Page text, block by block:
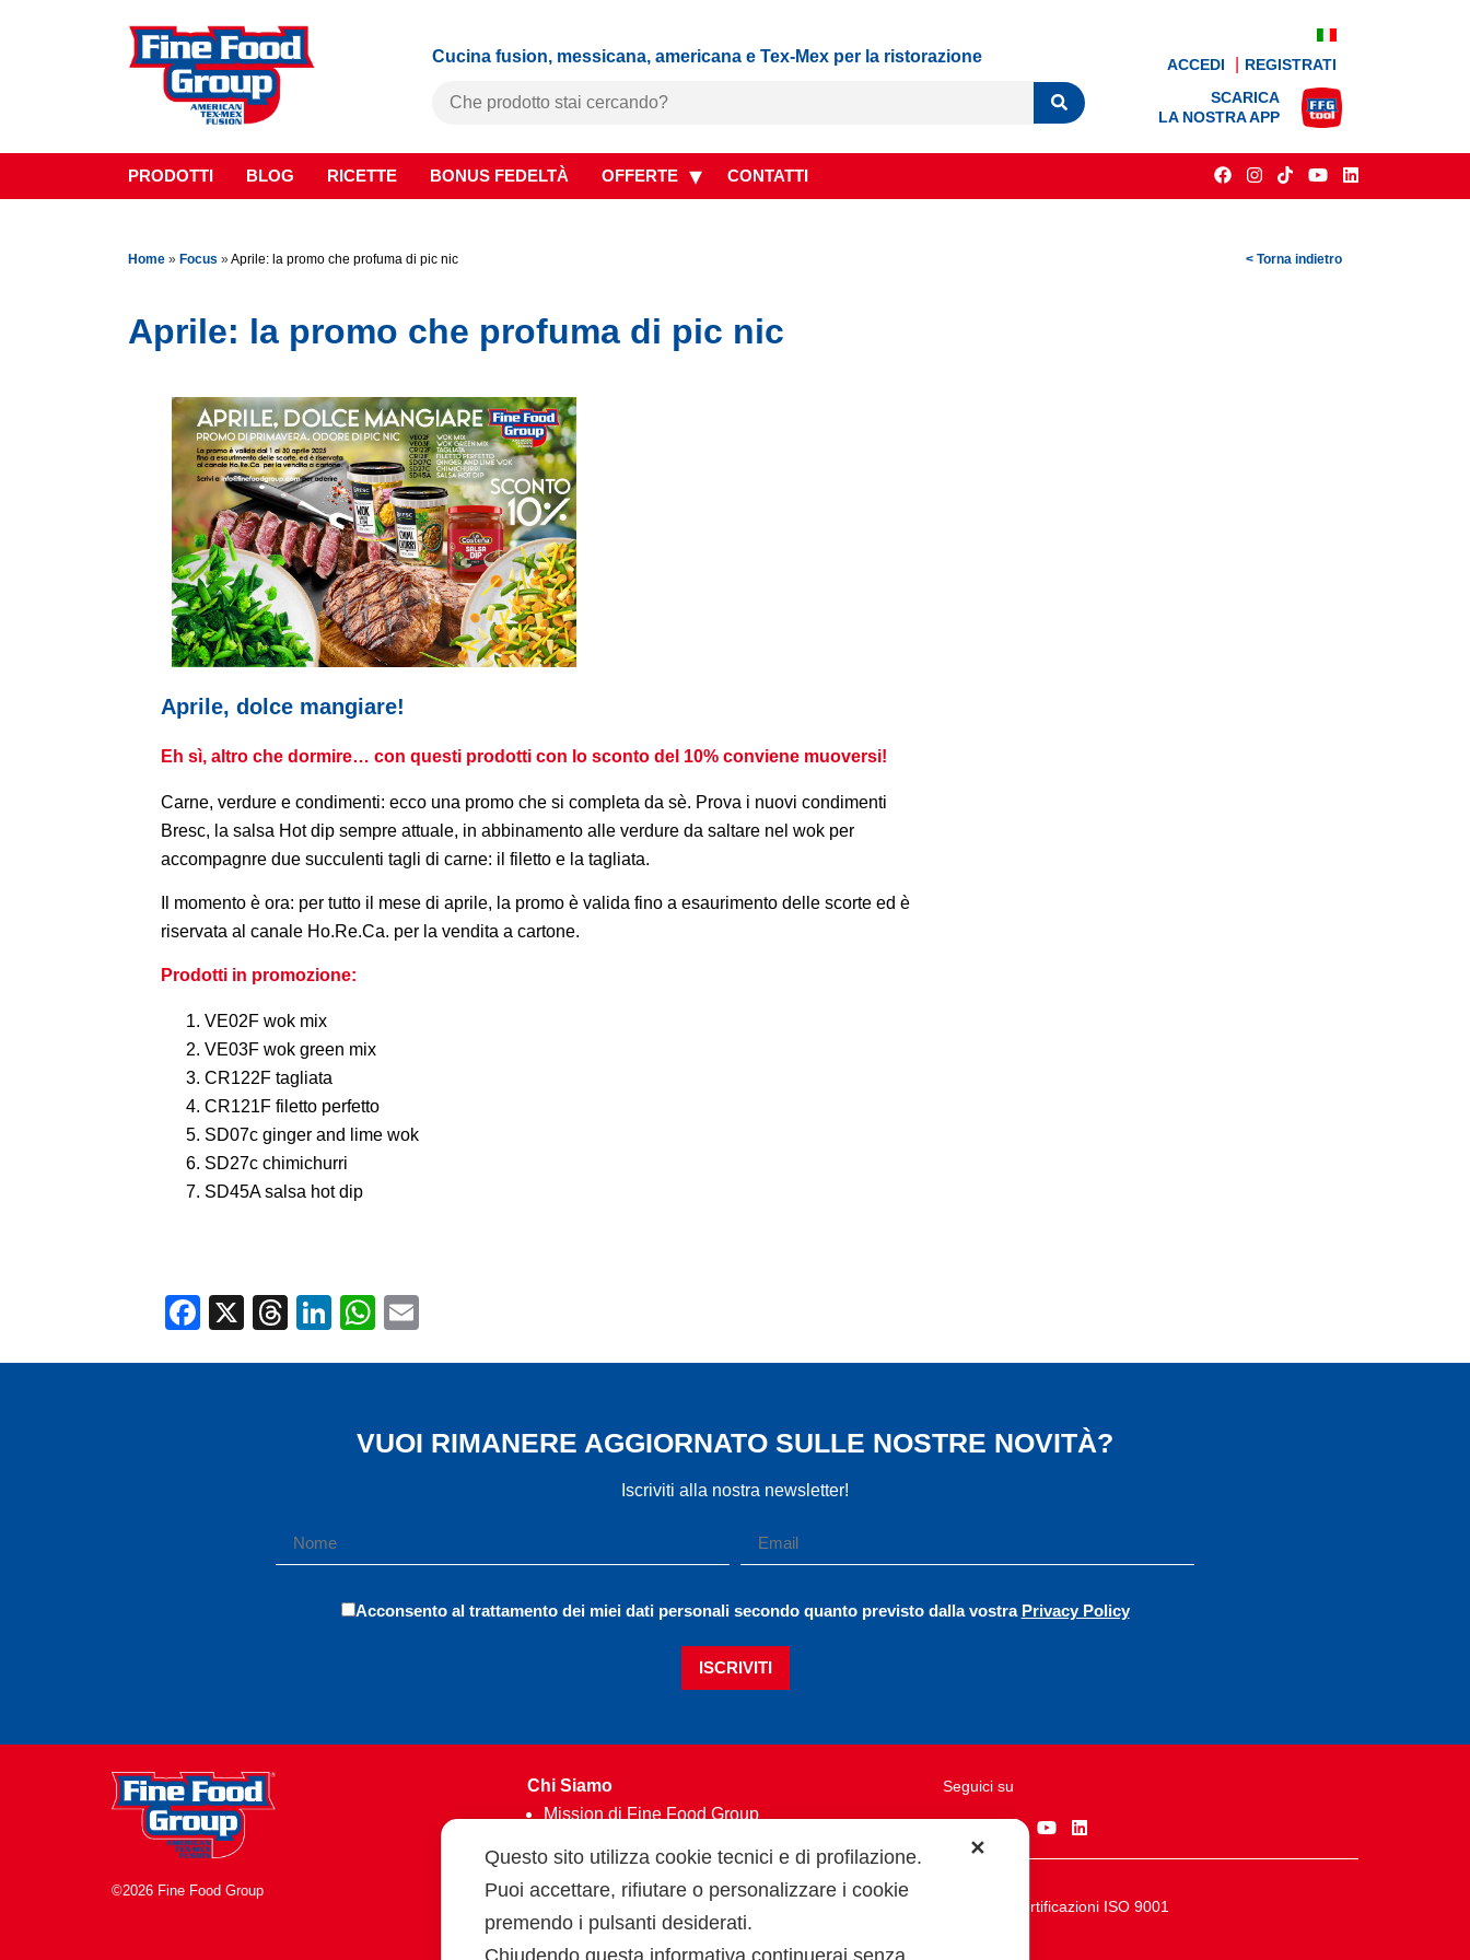
Cucina fusion, messicana, americana e Tex-Mex per la ristorazione ACCEDI
REGISTRATI
SCARICA
LA NOSTRA APP
PRODOTTI BLOG RICETTE BONUS FEDELTÀ OFFERTE CONTATTI
Home » Focus »Aprile: la promo che profuma di pic nic < Torna indietro
Aprile: la promo che profuma di pic nic
Aprile, dolce mangiare!
Eh sì, altro che dormire… con questi prodotti con lo sconto del 10% conviene muoversi!
Carne, verdure e condimenti: ecco una promo che si completa da sè. Prova i nuovi condimenti
Bresc, la salsa Hot dip sempre attuale, in abbinamento alle verdure da saltare nel wok per
accompagnre due succulenti tagli di carne: il filetto e la tagliata.
Il momento è ora: per tutto il mese di aprile, la promo è valida fino a esaurimento delle scorte ed è
riservata al canale Ho.Re.Ca. per la vendita a cartone.
Prodotti in promozione:
VE02F wok mix
VE03F wok green mix
CR122F tagliata
CR121F filetto perfetto
SD07c ginger and lime wok
SD27c chimichurri
SD45A salsa hot dip
Facebook
X Threads
LinkedIn
WhatsApp
VUOI RIMANERE AGGIORNATO SULLE NOSTRE NOVITÀ?
Iscriviti alla nostra newsletter!
Acconsento al trattamento dei miei dati personali secondo quanto previsto dalla vostra Privacy Policy
ISCRIVITI
©2026 Fine Food Group
Chi Siamo
Mission di Fine Food Group
Partner
Codice etico
Whistleblowing
Seguici su
Certificazioni ISO 9001
✕
Questo sito utilizza cookie tecnici e di profilazione.
Puoi accettare, rifiutare o personalizzare i cookie
premendo i pulsanti desiderati.
Chiudendo questa informativa continuerai senza